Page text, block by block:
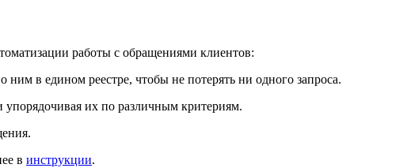
работы с обращениями клиентов:
в едином реестре, чтобы не потерять ни одного запроса.
упорядочивая их по различным критериям.
в инструкции.